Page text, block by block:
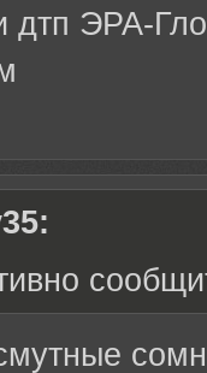
дтп ЭРА-